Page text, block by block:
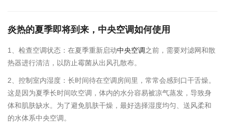
炎热的夏季即将到来，中央空调如何使用
1、检查空调状态：在夏季重新启动中央空调之前，需要对滤网和散
热器进行清洁，以防止霉菌从出风孔散布。
2、控制室内湿度：长时间待在空调房间里，常常会感到口干舌燥。
这是因为夏季长时间吹空调，体内的水分容易被凉气蒸发，导致身
体和肌肤缺水。为了避免肌肤干燥，最好选择湿度均匀、送风柔和
的水体系中央空调。